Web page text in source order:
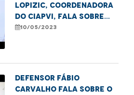
Lopizic, coordenadora
do CIAPVI, fala sobre
combate à violência
10/05/2023
Defensor Fábio
Carvalho fala sobre o